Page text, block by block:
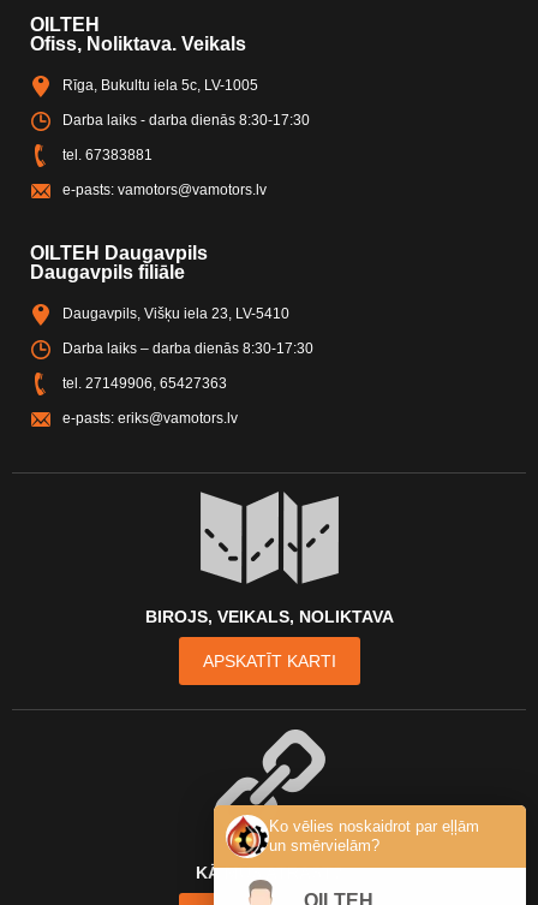
OILTEH
Ofiss, Noliktava. Veikals
Rīga, Bukultu iela 5c, LV-1005
Darba laiks - darba dienās 8:30-17:30
tel. 67383881
e-pasts: vamotors@vamotors.lv
OILTEH Daugavpils
Daugavpils filiāle
Daugavpils, Višķu iela 23, LV-5410
Darba laiks – darba dienās 8:30-17:30
tel. 27149906 65427363
e-pasts: eriks@vamotors.lv
BIROJS, VEIKALS, NOLIKTAVA
APSKATĪT KARTI
KĀ MŪS ATRAST?
Ko vēlies noskaidrot par eļļām
un smērvielām?
OILTEH